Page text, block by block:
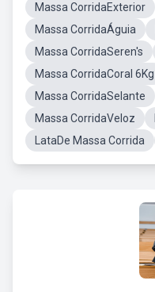
Massa CorridaExterior
Massa CorridaÁguia
Massa CorridaSeren's
Massa CorridaCoral 6Kg
Massa CorridaSelante
Massa CorridaVeloz
LataDe Massa Corrida